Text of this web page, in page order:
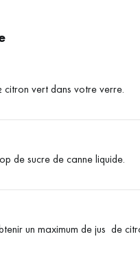
vert dans votre verre.
de sucre de canne liquide.
un maximum de jus de